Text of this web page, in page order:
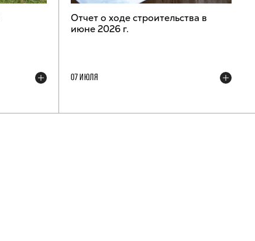
Отчет о ходе строительства в
июне 2026 г.
07 ИЮЛЯ